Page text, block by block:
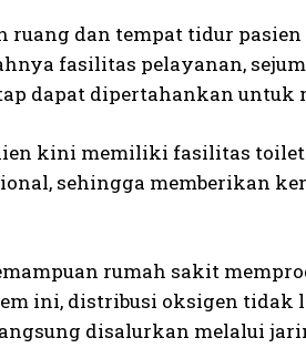
ruang dan tempat tidur
fasilitas pelayanan,
dapat dipertahankan untuk
kini memiliki fasilitas
sehingga memberikan
rumah sakit
ini, distribusi oksigen
disalurkan melalui